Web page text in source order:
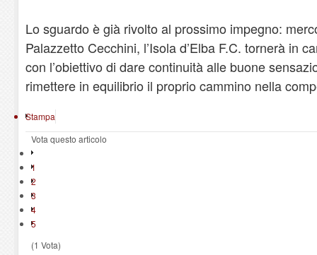
Lo sguardo è già rivolto al prossimo impegno:
Palazzetto Cecchini, l’Isola d’Elba F.C. tornerà in
con l’obiettivo di dare continuità alle buone
rimettere in equilibrio il proprio cammino nella
Stampa
Vota questo articolo
1
2
3
4
5
(1 Vota)